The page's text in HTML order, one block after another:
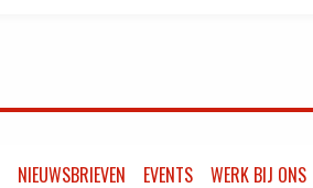
NIEUWSBRIEVEN EVENTS WERK BIJ ONS